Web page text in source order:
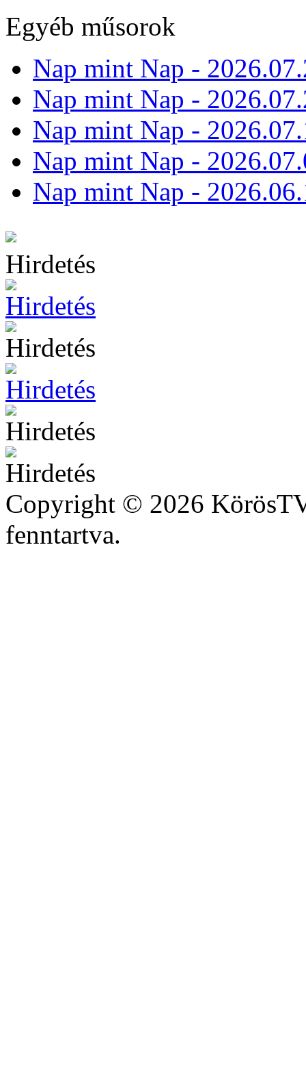
Egyéb műsorok
Nap mint Nap -
Nap mint Nap -
Nap mint Nap -
Nap mint Nap -
Nap mint Nap -
Hirdetés
Copyright © 2026
fenntartva.